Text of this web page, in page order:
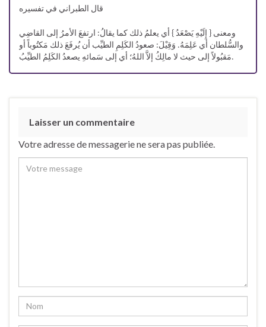
قال الطبراني في تفسيره
ومعنى { إِلَيْهِ يَصْعَدُ } أي يعلمُ ذلك كما يقالُ: ارتفعَ الأمرُ إلى القاضِي
والسُّلطان أي عَلِمَهُ. وَقِيْلَ: صعودُ الكَلِمِ الطيِّب أن يُرفَعَ ذلك مَكتُوباً أو
مَقبُولاً إلى حيث لا مالِكُ إلاَّ اللهُ؛ أي إلى سَمائهِ يصعدُ الكَلِمُ الطيِّبُ.
Laisser un commentaire
Votre adresse de messagerie ne sera pas publiée.